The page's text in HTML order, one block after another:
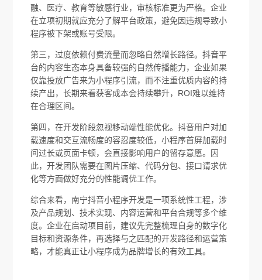
融、医疗、教育等敏感行业，审核标准更为严格。企业
在立项初期就应充分了解平台政策，避免因违规导致小
程序被下架或账号受限。
第三，过度依赖付费流量而忽略自然增长路径。抖音平
台的内容生态本身具备较强的自然传播能力，企业如果
仅靠投放广告来为小程序引流，而不注重优质内容的持
续产出，长期来看获客成本会持续攀升，ROI难以维持
在合理区间。
第四，在开发阶段忽视移动端性能优化。抖音用户对加
载速度和交互流畅度的容忍度较低，小程序首屏加载时
间过长或页面卡顿，会直接影响用户的留存意愿。因
此，开发团队需要在图片压缩、代码分包、接口请求优
化等方面做好充分的性能调优工作。
综合来看，南宁抖音小程序开发是一项系统性工程，涉
及产品规划、技术实现、内容运营和平台合规等多个维
度。企业在启动项目前，建议先完整梳理自身的数字化
目标和资源条件，再选择与之匹配的开发路径和运营策
略，才能真正让小程序成为品牌增长的有效工具。